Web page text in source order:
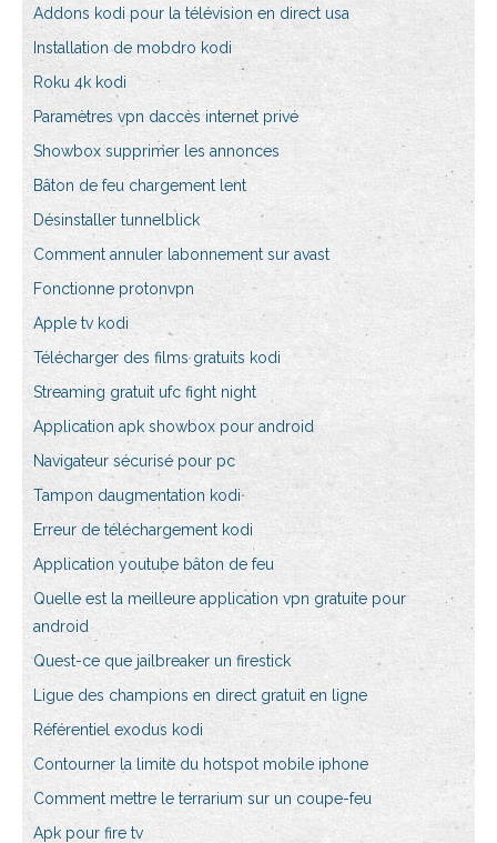
Addons kodi pour la télévision en direct usa
Installation de mobdro kodi
Roku 4k kodi
Paramètres vpn daccès internet privé
Showbox supprimer les annonces
Bâton de feu chargement lent
Désinstaller tunnelblick
Comment annuler labonnement sur avast
Fonctionne protonvpn
Apple tv kodi
Télécharger des films gratuits kodi
Streaming gratuit ufc fight night
Application apk showbox pour android
Navigateur sécurisé pour pc
Tampon daugmentation kodi
Erreur de téléchargement kodi
Application youtube bâton de feu
Quelle est la meilleure application vpn gratuite pour
android
Quest-ce que jailbreaker un firestick
Ligue des champions en direct gratuit en ligne
Référentiel exodus kodi
Contourner la limite du hotspot mobile iphone
Comment mettre le terrarium sur un coupe-feu
Apk pour fire tv